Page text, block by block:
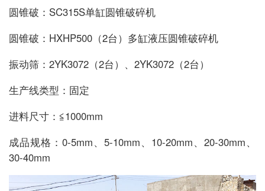
圆锥破：SC315S单缸圆锥破碎机
圆锥破：HXHP500（2台）多缸液压圆锥破碎机
振动筛：2YK3072（2台）、2YK3072（2台）
生产线类型：固定
进料尺寸：≦1000mm
成品规格：0-5mm、5-10mm、10-20mm、20-30mm、
30-40mm